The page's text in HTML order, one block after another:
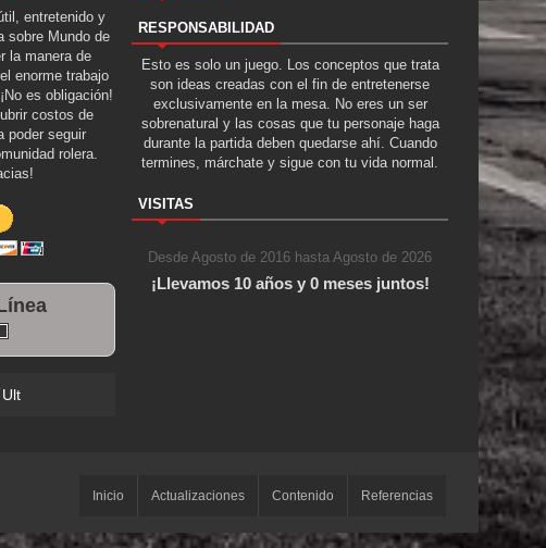
entretenido y
sobre Mundo de
la manera de
enorme trabajo
es obligación!
costos de
poder seguir
rolera.
RESPONSABILIDAD
Esto es solo un juego. Los conceptos que trata
son ideas creadas con el fin de entretenerse
exclusivamente en la mesa. No eres un ser
sobrenatural y las cosas que tu personaje haga
durante la partida deben quedarse ahí. Cuando
termines, márchate y sigue con tu vida normal.
VISITAS
Desde Agosto de 2016 hasta Agosto de 2026
¡Llevamos 10 años y 0 meses juntos!
Inicio Actualizaciones Contenido Referencias